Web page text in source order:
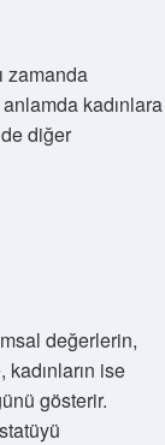
zamanda
kadınlara
diğer
değerlerin,
ise
gösterir.